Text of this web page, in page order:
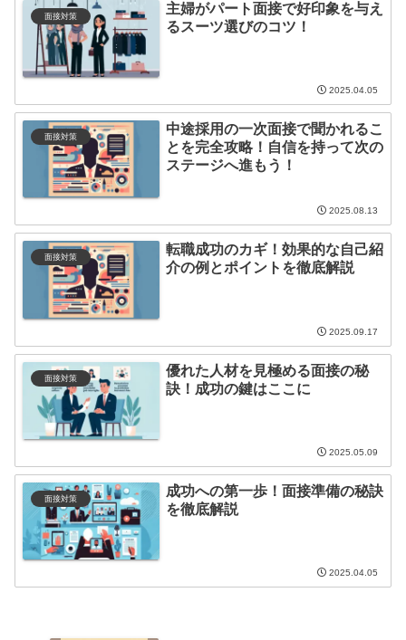
面接対策
主婦がパート面接で好印象を与え
るスーツ選びのコツ！
2025.04.05
面接対策
中途採用の一次面接で聞かれるこ
とを完全攻略！自信を持って次の
ステージへ進もう！
2025.08.13
面接対策
転職成功のカギ！効果的な自己紹
介の例とポイントを徹底解説
2025.09.17
面接対策
優れた人材を見極める面接の秘
訣！成功の鍵はここに
2025.05.09
面接対策
成功への第一歩！面接準備の秘訣
を徹底解説
2025.04.05